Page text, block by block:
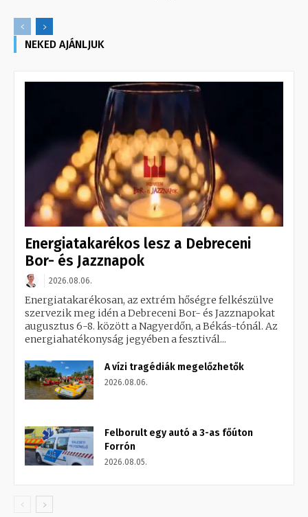
NEKED AJÁNLJUK
Energiatakarékos lesz a Debreceni
Bor- és Jazznapok
2026.08.06.
Energiatakarékosan, az extrém hőségre felkészülve
szervezik meg idén a Debreceni Bor- és Jazznapokat
augusztus 6-8. között a Nagyerdőn, a Békás-tónál. Az
energiahatékonyság jegyében a fesztivál...
A vízi tragédiák megelőzhetők
2026.08.06.
Felborult egy autó a 3-as főúton
Forrón
2026.08.05.